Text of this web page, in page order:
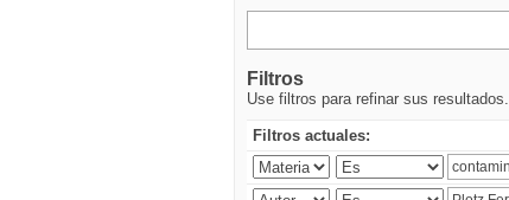
Filtros
Use filtros para refinar sus resultados.
Filtros actuales: